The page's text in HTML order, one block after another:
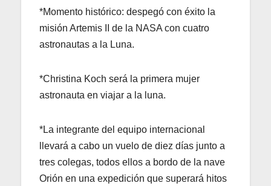
*Momento histórico: despegó con éxito la
misión Artemis II de la NASA con cuatro
astronautas a la Luna.
*Christina Koch será la primera mujer
astronauta en viajar a la luna.
*La integrante del equipo internacional
llevará a cabo un vuelo de diez días junto a
tres colegas, todos ellos a bordo de la nave
Orión en una expedición que superará hitos